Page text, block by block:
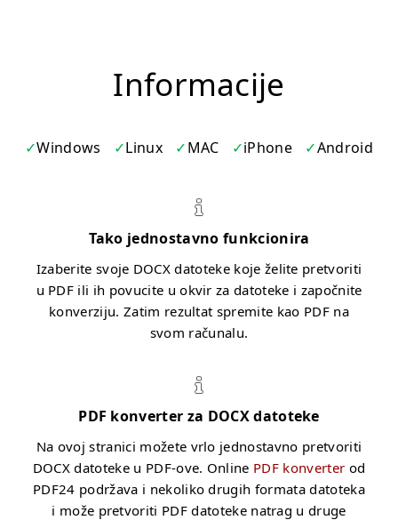
Informacije
Windows Linux MAC iPhone Android
Tako jednostavno funkcionira
Izaberite svoje DOCX datoteke koje želite pretvoriti
u PDF ili ih povucite u okvir za datoteke i započnite
konverziju. Zatim rezultat spremite kao PDF na
svom računalu.
PDF konverter za DOCX datoteke
Na ovoj stranici možete vrlo jednostavno pretvoriti
DOCX datoteke u PDF-ove. Online PDF konverter od
PDF24 podržava i nekoliko drugih formata datoteka
i može pretvoriti PDF datoteke natrag u druge